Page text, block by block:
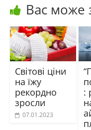
Вас може
Світові ціни
на їжу
рекордно
зросли
07.01.2023
: